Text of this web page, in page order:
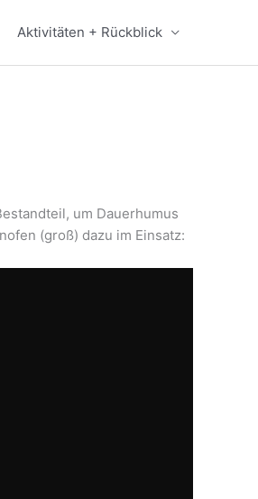
Aktivitäten + Rückblick
um Dauerhumus
(groß) dazu im Einsatz: